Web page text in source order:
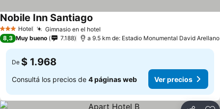
3 Estrellas
Hotel Gimnasio en el hotel
Nobile Inn Santiago
8,3 Muy bueno 7.188 a 9.5 km de: Estadio Monumental David Arellano
De $ 1.968
Consultá los precios de 4 páginas web Ver precios